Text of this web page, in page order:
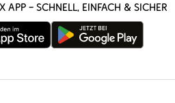
App – schnell, einfach & sicher